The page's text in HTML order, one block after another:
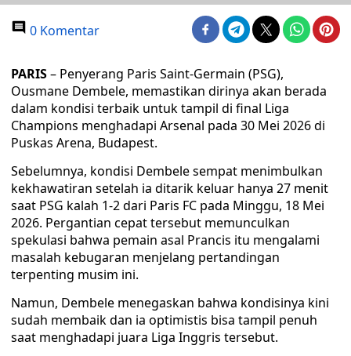
0 Komentar
PARIS– Penyerang Paris Saint-Germain (PSG),
Ousmane Dembele, memastikan dirinya akan berada
dalam kondisi terbaik untuk tampil di final Liga
Champions menghadapi Arsenal pada 30 Mei 2026 di
Puskas Arena, Budapest.
Sebelumnya, kondisi Dembele sempat menimbulkan
kekhawatiran setelah ia ditarik keluar hanya 27 menit
saat PSG kalah 1-2 dari Paris FC pada Minggu, 18 Mei
2026. Pergantian cepat tersebut memunculkan
spekulasi bahwa pemain asal Prancis itu mengalami
masalah kebugaran menjelang pertandingan
terpenting musim ini.
Namun, Dembele menegaskan bahwa kondisinya kini
sudah membaik dan ia optimistis bisa tampil penuh
saat menghadapi juara Liga Inggris tersebut.